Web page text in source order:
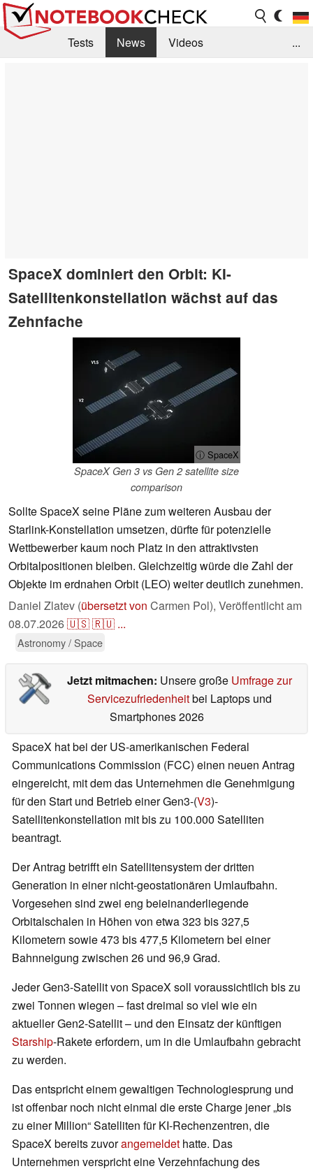
Tests News
Videos
...
SpaceX dominiert den Orbit: KI-
Satellitenkonstellation wächst auf das
Zehnfache
ⓘ SpaceX
SpaceX Gen 3 vs Gen 2 satellite size
comparison
Sollte SpaceX seine Pläne zum weiteren Ausbau der
Starlink-Konstellation umsetzen, dürfte für potenzielle
Wettbewerber kaum noch Platz in den attraktivsten
Orbitalpositionen bleiben. Gleichzeitig würde die Zahl der
Objekte im erdnahen Orbit (LEO) weiter deutlich zunehmen.
Daniel Zlatev (übersetzt von Carmen Pol), Veröffentlicht am
08.07.2026🇺🇸🇷🇺 ...
Astronomy / Space
Jetzt mitmachen: Unsere große Umfrage zur
Servicezufriedenheitbei Laptops und
Smartphones 2026
SpaceX hat bei der US-amerikanischen Federal
Communications Commission (FCC) einen neuen Antrag
eingereicht, mit dem das Unternehmen die Genehmigung
für den Start und Betrieb einer Gen3-(V3)-
Satellitenkonstellation mit bis zu 100.000 Satelliten
beantragt.
Der Antrag betrifft ein Satellitensystem der dritten
Generation in einer nicht-geostationären Umlaufbahn.
Vorgesehen sind zwei eng beieinanderliegende
Orbitalschalen in Höhen von etwa 323 bis 327,5
Kilometern sowie 473 bis 477,5 Kilometern bei einer
Bahnneigung zwischen 26 und 96,9 Grad.
Jeder Gen3-Satellit von SpaceX soll voraussichtlich bis zu
zwei Tonnen wiegen – fast dreimal so viel wie ein
aktueller Gen2-Satellit – und den Einsatz der künftigen
Starship-Rakete erfordern, um in die Umlaufbahn gebracht
zu werden.
Das entspricht einem gewaltigen Technologiesprung und
ist offenbar noch nicht einmal die erste Charge jener „bis
zu einer Million“ Satelliten für KI-Rechenzentren, die
SpaceX bereits zuvorangemeldet hatte. Das
Unternehmen verspricht eine Verzehnfachung des